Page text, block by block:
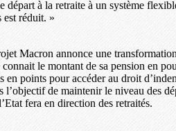
à la retraite à un système
est réduit. »
Macron annonce une
le montant de sa pension en
points pour accéder au droit
de maintenir le niveau des
fera en direction des retraités.